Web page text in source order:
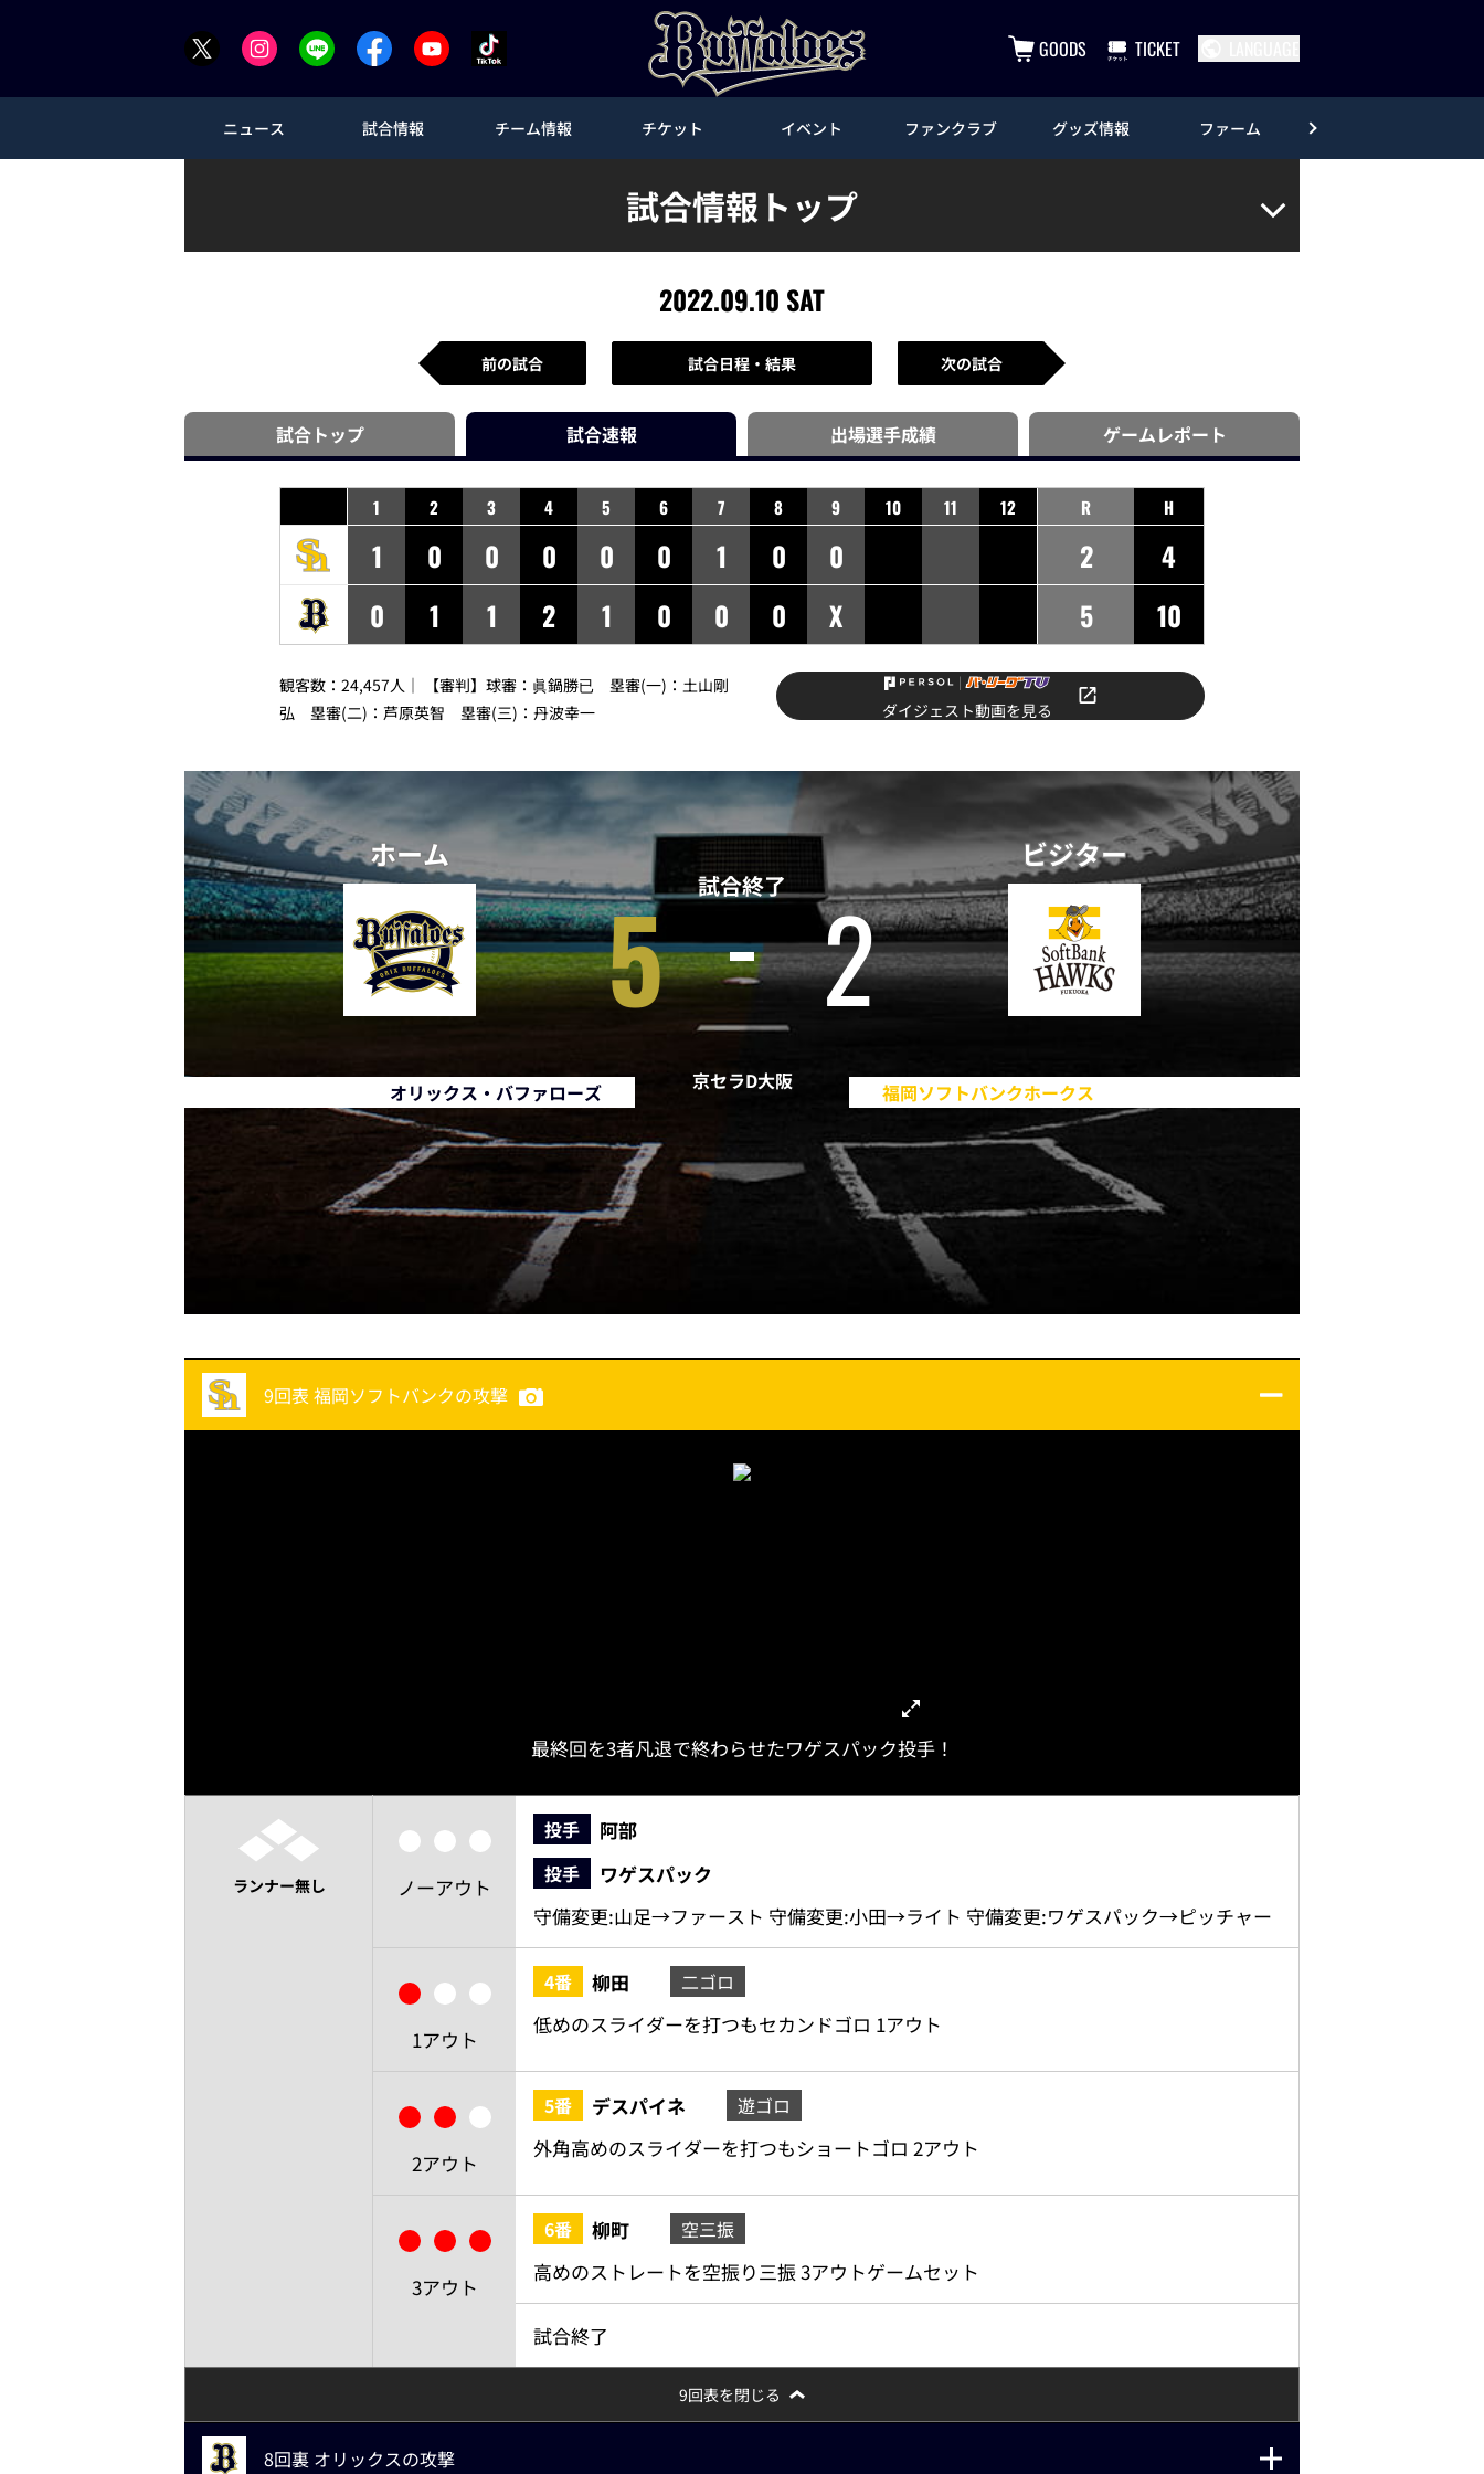
GOODS TICKET
ニュース 試合情報 チーム情報 チケット イベント ファンクラブ グッズ情報 ファーム
試合情報トップ
2022.09.10 SAT
前の試合 試合日程・結果 次の試合
試合トップ 試合速報 出場選手成績 ゲームレポート
1 2 3 4 5 6 7 8 9 10 11 12
1 0 0 0 0 0 1 0
0
0
1 1 2 1 0 0 0 X
R H
2
4
5
10
観客数：24,457人｜ 【審判】球審：眞鍋勝已 塁審(一)：土山剛
弘 塁審(二)：芦原英智 塁審(三)：丹波幸一
ダイジェスト動画を見る
ホーム
オリックス・バファローズ
試合終了
5 2
京セラD大阪
ビジター
福岡ソフトバンクホークス
9回表 福岡ソフトバンクの攻撃
最終回を3者凡退で終わらせたワゲスパック投手！
ランナー無し ノーアウト
投手 阿部
投手
ワゲスパック
守備変更:山足→ファースト 守備変更:小田→ライト 守備変更:ワゲスパック→ピッチャー
1アウト
4番 柳田 二ゴロ
低めのスライダーを打つもセカンドゴロ 1アウト
2アウト
5番 デスパイネ 遊ゴロ
外角高めのスライダーを打つもショートゴロ 2アウト
3アウト
6番 柳町 空三振
高めのストレートを空振り三振 3アウトゲームセット
試合終了
9回表を閉じる
8回裏 オリックスの攻撃